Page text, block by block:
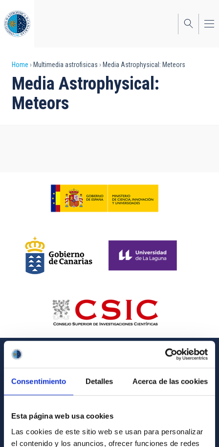
Consentimiento Detalles Acerca de las cookies
Esta página web usa cookies
Las cookies de este sitio web se usan para personalizar
el contenido y los anuncios, ofrecer funciones de redes
to
main
content
Breadcrumb
Home Multimedia astrofisicas Media Astrophysical: Meteors
Media Astrophysical:
Meteors
GENERAL INFORMATION
Contact
List of personnel
Library